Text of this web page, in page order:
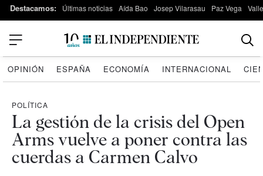
Destacamos: Últimas noticias Aída Bao Josep Vilarasau Paz Vega
OPINIÓN ESPAÑA ECONOMÍA INTERNACIONAL
POLÍTICA
La gestión de la crisis del Open
Arms vuelve a poner contra las
cuerdas a Carmen Calvo